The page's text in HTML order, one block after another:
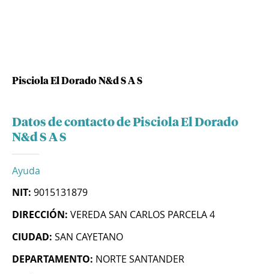
Pisciola El Dorado N&d S A S
Datos de contacto de Pisciola El Dorado
N&d S A S
Ayuda
NIT: 9015131879
DIRECCIÓN: VEREDA SAN CARLOS PARCELA 4
CIUDAD: SAN CAYETANO
DEPARTAMENTO: NORTE SANTANDER